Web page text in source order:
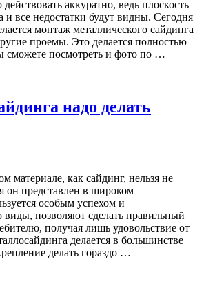
аккуратно, ведь плоскость
и все недостатки будут видны. Сегодня
монтаж металлического сайдинга
проемы. Это делается полностью
сможете посмотреть и фото по …
надо делать
материале, как сайдинг, нельзя не
он представлен в широком
особым успехом и
виды, позволяют сделать правильный
получая лишь удовольствие от
делается в большинстве
делать гораздо …